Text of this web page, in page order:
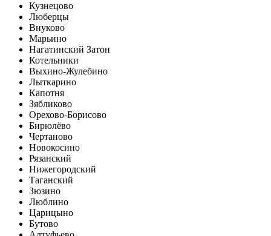
Кузнецово
Люберцы
Внуково
Марьино
Нагатинский Затон
Котельники
Выхино-Жулебино
Лыткарино
Капотня
Зябликово
Орехово-Борисово
Бирюлёво
Чертаново
Новокосино
Рязанский
Нижегородский
Таганский
Зюзино
Люблино
Царицыно
Бутово